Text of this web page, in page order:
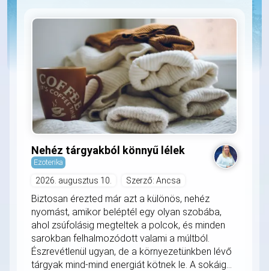
Nehéz tárgyakból könnyű lélek
Ezoterika
2026. augusztus 10. Szerző: Ancsa
Biztosan érezted már azt a különös, nehéz
nyomást, amikor beléptél egy olyan szobába,
ahol zsúfolásig megteltek a polcok, és minden
sarokban felhalmozódott valami a múltból.
Észrevétlenül ugyan, de a környezetünkben lévő
tárgyak mind-mind energiát kötnek le. A sokáig...